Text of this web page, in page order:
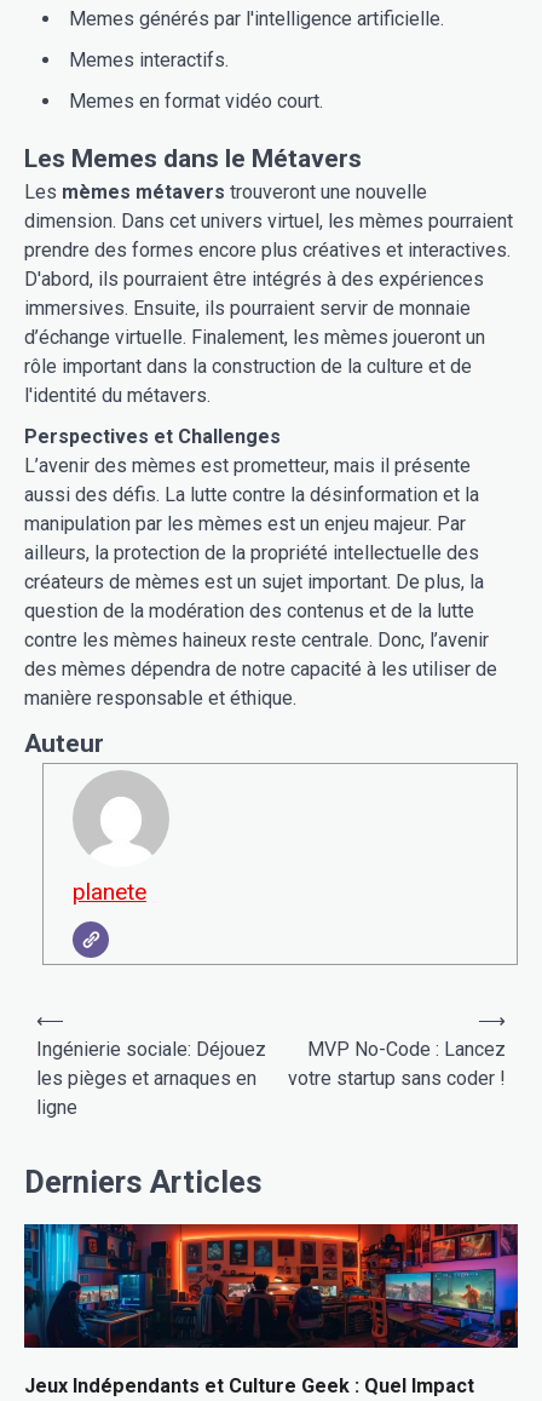
Memes générés par l'intelligence artificielle.
Memes interactifs.
Memes en format vidéo court.
Les Memes dans le Métavers
Les mèmes métavers trouveront une nouvelle
dimension. Dans cet univers virtuel, les mèmes pourraient
prendre des formes encore plus créatives et interactives.
D'abord, ils pourraient être intégrés à des expériences
immersives. Ensuite, ils pourraient servir de monnaie
d’échange virtuelle. Finalement, les mèmes joueront un
rôle important dans la construction de la culture et de
l'identité du métavers.
Perspectives et Challenges
L’avenir des mèmes est prometteur, mais il présente
aussi des défis. La lutte contre la désinformation et la
manipulation par les mèmes est un enjeu majeur. Par
ailleurs, la protection de la propriété intellectuelle des
créateurs de mèmes est un sujet important. De plus, la
question de la modération des contenus et de la lutte
contre les mèmes haineux reste centrale. Donc, l’avenir
des mèmes dépendra de notre capacité à les utiliser de
manière responsable et éthique.
Auteur
planete
Navigation
de
l’article
⟵
Ingénierie sociale: Déjouez
les pièges et arnaques en
ligne
MVP No-Code : Lancez
votre startup sans coder !
⟶
Derniers Articles
Jeux Indépendants et Culture Geek : Quel Impact